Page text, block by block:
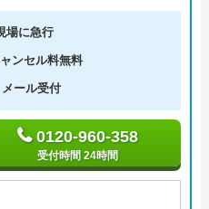
場に急行
ンセル料無料
ール受付
0120-960-358
受付時間 24時間